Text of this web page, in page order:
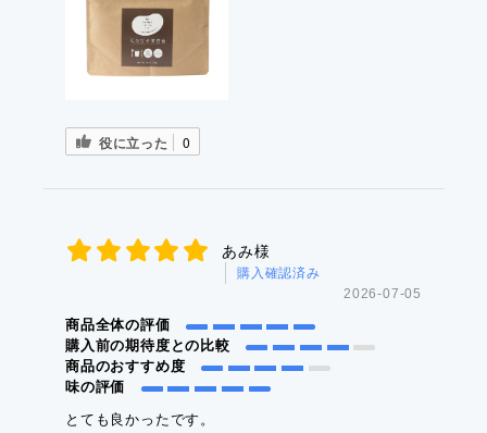
役に立った 0
あみ様
購入確認済み
2026-07-05
商品全体の評価
購入前の期待度との比較
商品のおすすめ度
味の評価
とても良かったです。